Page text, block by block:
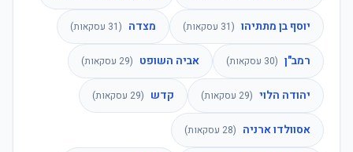
יוסף בן מתתיהו (
31 עסקאות) מצדה (
31 עסקאות)
רמב"ן (
30 עסקאות) אביה השופט (
29 עסקאות)
יהודה הלוי (
29 עסקאות) קדש (
29 עסקאות)
אסוולדו ארניה (
28 עסקאות)